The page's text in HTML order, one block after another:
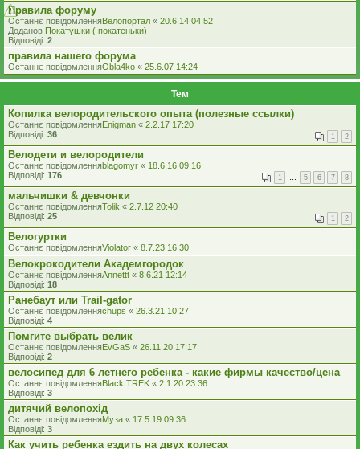
Правила форуму
Останнє повідомленняВелопортал « 20.6.14 04:52
Доданов Покатушки ( покатеньки)
Відповіді: 2
правила нашего форума
Останнє повідомленняObla4ko « 25.6.07 14:24
Тем
Копилка велородительского опыта (полезные ссылки)
Останнє повідомленняEnigman « 2.2.17 17:20
Відповіді: 36 1 2
Велодети и велородители
Останнє повідомленняblagomyr « 18.6.16 09:16
Відповіді: 176 1 … 5 6 7 8
мальчишки & девчонки
Останнє повідомленняTolik « 2.7.12 20:40
Відповіді: 25 1 2
Велогуртки
Останнє повідомленняViolator « 8.7.23 16:30
Велокрокодители Академгородок
Останнє повідомленняAnnettt « 8.6.21 12:14
Відповіді: 18
Ранебаут или Trail-gator
Останнє повідомленняchups « 26.3.21 10:27
Відповіді: 4
Помгите выбрать велик
Останнє повідомленняEvGaS « 26.11.20 17:17
Відповіді: 2
велосипед для 6 летнего ребенка - какие фирмы качество/цена
Останнє повідомленняBlack TREK « 2.1.20 23:36
Відповіді: 3
дитячий велопохід
Останнє повідомленняМуза « 17.5.19 09:36
Відповіді: 3
Как учить ребенка ездить на двух колесах